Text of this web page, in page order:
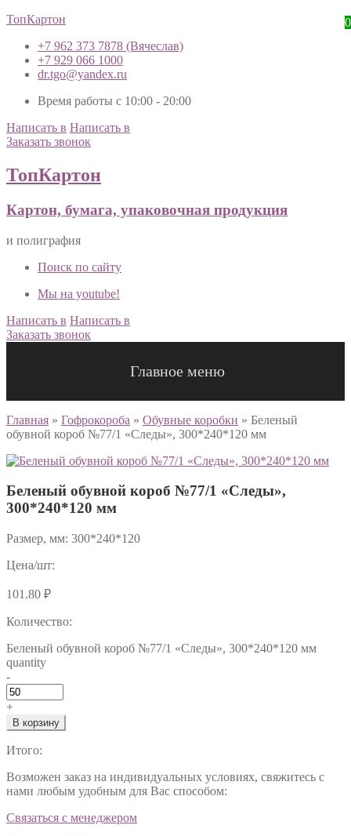
ТопКартон
+7 962 373 7878 (Вячеслав)
+7 929 066 1000
dr.tgo@yandex.ru
Время работы с 10:00 - 20:00
Написать в Написать в
Заказать звонок
ТопКартон
Картон, бумага, упаковочная продукция
и полиграфия
Поиск по сайту
Мы на youtube!
Написать в Написать в
Заказать звонок
Главное меню
Главная » Гофрокороба » Обувные коробки » Беленый
обувной короб №77/1 «Следы», 300*240*120 мм
Беленый обувной короб №77/1 «Следы»,
300*240*120 мм
Размер, мм: 300*240*120
Цена/шт:
101.80 ₽
Количество:
Беленый обувной короб №77/1 «Следы», 300*240*120 мм
quantity
-
+
В корзину
Итого:
Возможен заказ на индивидуальных условиях, свяжитесь с
нами любым удобным для Вас способом:
Связаться с менеджером
0